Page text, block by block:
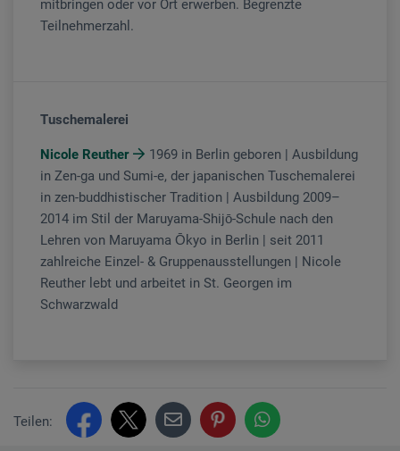
mitbringen oder vor Ort erwerben. Begrenzte
Teilnehmerzahl.
Tuschemalerei
Nicole Reuther
1969 in Berlin geboren | Ausbildung
in Zen-ga und Sumi-e, der japanischen Tuschemalerei
in zen-buddhistischer Tradition | Ausbildung 2009–
2014 im Stil der Maruyama-Shijō-Schule nach den
Lehren von Maruyama Ōkyo in Berlin | seit 2011
zahlreiche Einzel- & Gruppenausstellungen | Nicole
Reuther lebt und arbeitet in St. Georgen im
Schwarzwald
Teilen: